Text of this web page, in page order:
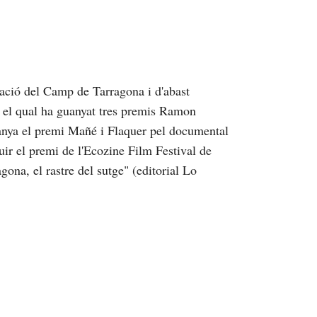
del Camp de Tarragona i d'abast
qual ha guanyat tres premis Ramon
el premi Mañé i Flaquer pel documental
el premi de l'Ecozine Film Festival de
el rastre del sutge" (editorial Lo